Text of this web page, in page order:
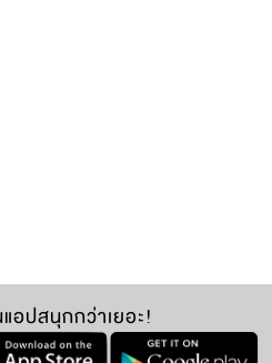
อปสนุกกว่าเยอะ!